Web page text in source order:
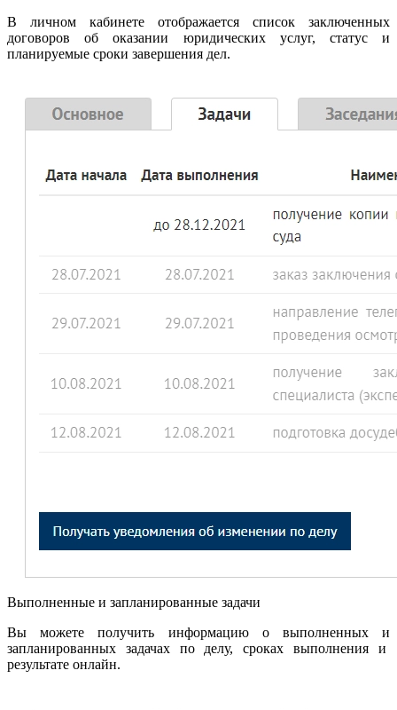
В личном кабинете отображается список заключенных
договоров об оказании юридических услуг, статус и
планируемые сроки завершения дел.
Выполненные и запланированные задачи
Вы можете получить информацию о выполненных и
запланированных задачах по делу, сроках выполнения и
результате онлайн.